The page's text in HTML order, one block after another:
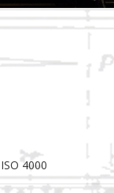
ISO 4000